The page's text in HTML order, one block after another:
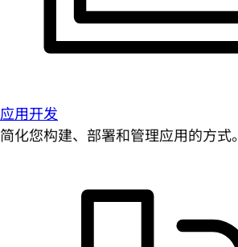
应用开发
简化您构建、部署和管理应用的方式。